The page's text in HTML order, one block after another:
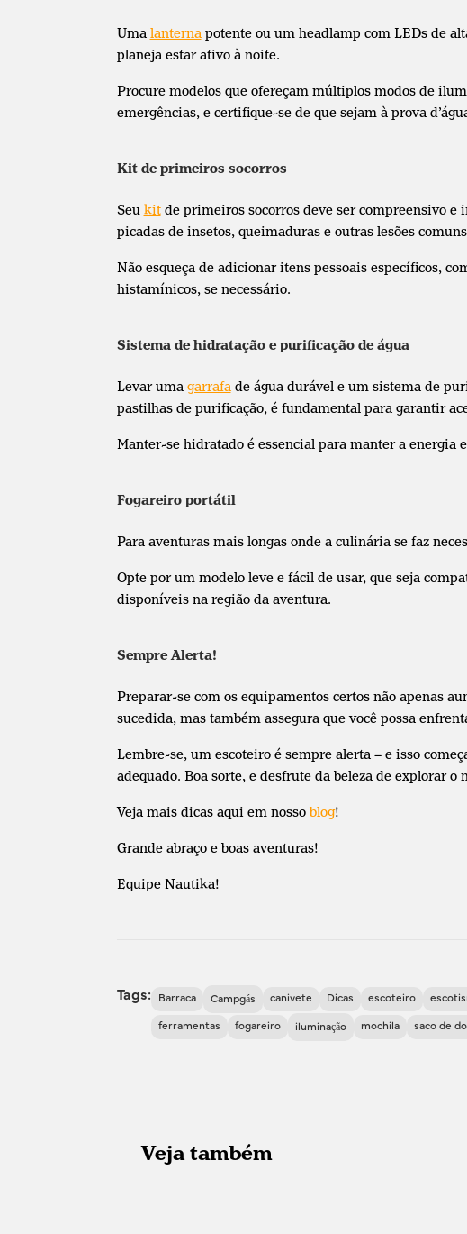
Uma lanterna potente ou um headlamp com LEDs de
planeja estar ativo à noite.
Procure modelos que ofereçam múltiplos modos de
emergências, e certifique-se de que sejam à prova
Kit de primeiros socorros
Seu kitde primeiros socorros deve ser compreensivo e
picadas de insetos, queimaduras e outras lesões
Não esqueça de adicionar itens pessoais específicos,
histamínicos, se necessário.
Sistema de hidratação e purificação de água
Levar uma garrafa de água durável e um sistema de
pastilhas de purificação, é fundamental para garantir
Manter-se hidratado é essencial para manter a energia
Fogareiro portátil
Para aventuras mais longas onde a culinária se faz
Opte por um modelo leve e fácil de usar, que seja
disponíveis na região da aventura.
Sempre Alerta!
Preparar-se com os equipamentos certos não apenas
sucedida, mas também assegura que você possa
Lembre-se, um escoteiro é sempre alerta – e isso
adequado. Boa sorte, e desfrute da beleza de explorar o
Veja mais dicas aqui em nosso blog!
Grande abraço e boas aventuras!
Equipe Nautika!
Tags: Barraca Campgás canivete Dicas escoteiro
ferramentas fogareiro iluminação mochila saco de
Veja também